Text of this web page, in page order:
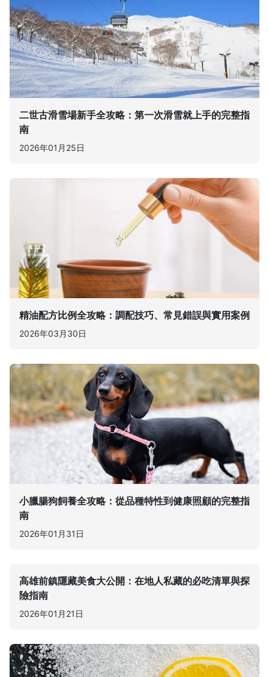
二世古滑雪場新手全攻略：第一次滑雪就上手的完整指
南
2026年01月25日
精油配方比例全攻略：調配技巧、常見錯誤與實用案例
2026年03月30日
小臘腸狗飼養全攻略：從品種特性到健康照顧的完整指
南
2026年01月31日
高雄前鎮隱藏美食大公開：在地人私藏的必吃清單與探
險指南
2026年01月21日